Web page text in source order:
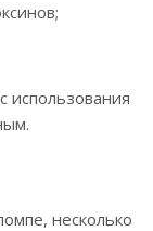
использования
несколько